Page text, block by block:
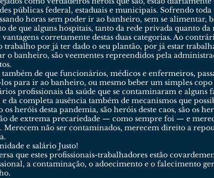
públicas federal, estaduais e municipais. Sofrendo
horas sem poder ir ao banheiro, sem se alimentar,
de que alguns hospitais, tanto da rede privada quanto
vantagens corretamente destas duas categorias. Ao
trabalho por já ter dado o seu plantão, por já estar
o banheiro, são veementes repreendidos pela
de que funcionários, médicos e enfermeiros,
para ir ao banheiro, ou mesmo beber um simples copo
profissionais da saúde que se contaminaram e
da completa ausência também de mecanismos que
os heróis desta pandemia, são heróis deste caos, são os
de extrema precariedade — como sempre foi — e
Merecem não ser contaminados, merecem direito a
e salário Justo!
que estes profissionais-trabalhadores estão
a contaminação, o adoecimento e o falecimento